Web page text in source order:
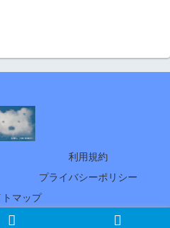
利用規約
プライバシーポリシー
トマップ
～札幌・宮の森から～